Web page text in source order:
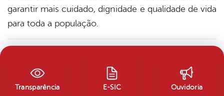
garantir mais cuidado, dignidade e qualidade de vida
para toda a população.
Transparência E-SIC Ouvidoria